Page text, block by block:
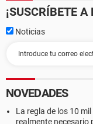
¡SUSCRÍBETE
Noticias
NOVEDADES
La regla de los 10
realmente necesario